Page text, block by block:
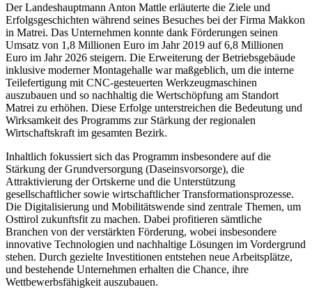
Der Landeshauptmann Anton Mattle erläuterte die Ziele und
Erfolgsgeschichten während seines Besuches bei der Firma Makkon
in Matrei. Das Unternehmen konnte dank Förderungen seinen
Umsatz von 1,8 Millionen Euro im Jahr 2019 auf 6,8 Millionen
Euro im Jahr 2026 steigern. Die Erweiterung der Betriebsgebäude
inklusive moderner Montagehalle war maßgeblich, um die interne
Teilefertigung mit CNC-gesteuerten Werkzeugmaschinen
auszubauen und so nachhaltig die Wertschöpfung am Standort
Matrei zu erhöhen. Diese Erfolge unterstreichen die Bedeutung und
Wirksamkeit des Programms zur Stärkung der regionalen
Wirtschaftskraft im gesamten Bezirk.
Inhaltlich fokussiert sich das Programm insbesondere auf die
Stärkung der Grundversorgung (Daseinsvorsorge), die
Attraktivierung der Ortskerne und die Unterstützung
gesellschaftlicher sowie wirtschaftlicher Transformationsprozesse.
Die Digitalisierung und Mobilitätswende sind zentrale Themen, um
Osttirol zukunftsfit zu machen. Dabei profitieren sämtliche
Branchen von der verstärkten Förderung, wobei insbesondere
innovative Technologien und nachhaltige Lösungen im Vordergrund
stehen. Durch gezielte Investitionen entstehen neue Arbeitsplätze,
und bestehende Unternehmen erhalten die Chance, ihre
Wettbewerbsfähigkeit auszubauen.